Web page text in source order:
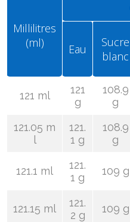
Millilitres
(ml)
Eau
Sucre
blanc
121 ml
121
g
108.9
g
121.05 m
l
121.
1 g
108.9
g
121.1 ml
121.
1 g
109 g
121.15 ml
121.
2 g
109 g